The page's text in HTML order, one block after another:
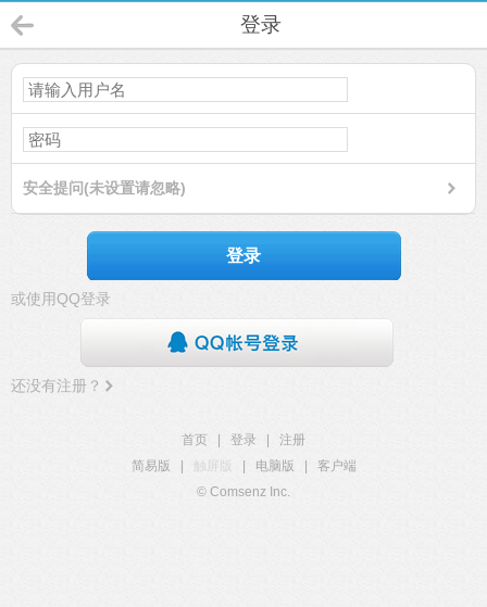
登录
安全提问(未设置请忽略)
登录
或使用QQ登录
还没有注册？
首页 登录
注册
简易版
触屏版 电脑版
客户端
© Comsenz Inc.